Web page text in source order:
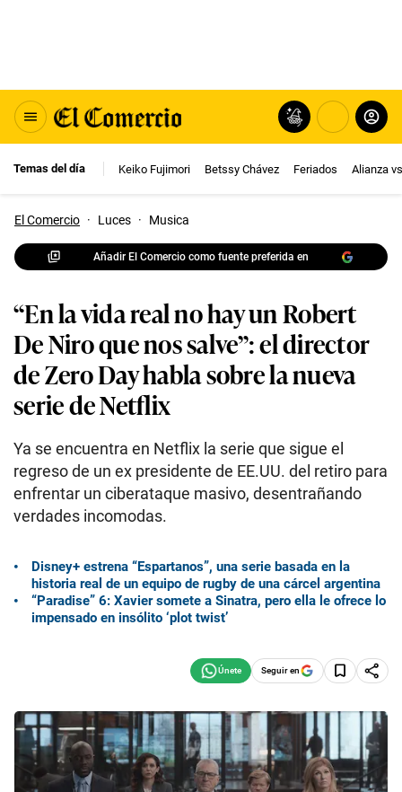
Temas del día Keiko Fujimori Betssy Chávez Feriados Alianza
El Comercio · Luces · Musica
Añadir El Comercio como fuente preferida en
“En la vida real no hay un Robert
De Niro que nos salve”: el director
de Zero Day habla sobre la nueva
serie de Netflix
Ya se encuentra en Netflix la serie que sigue el
regreso de un ex presidente de EE.UU. del retiro para
enfrentar un ciberataque masivo, desentrañando
verdades incomodas.
Disney+ estrena “Espartanos”, una serie basada en la
historia real de un equipo de rugby de una cárcel argentina
“Paradise” 6: Xavier somete a Sinatra, pero ella le ofrece lo
impensado en insólito ‘plot twist’
Seguir en